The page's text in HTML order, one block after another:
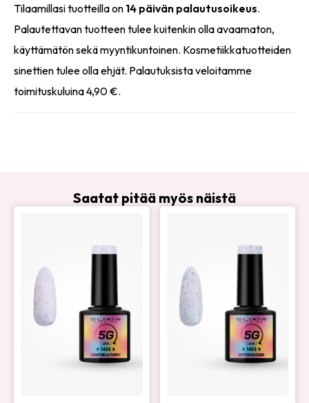
Tilaamillasi tuotteilla on 14 päivän palautusoikeus.
Palautettavan tuotteen tulee kuitenkin olla avaamaton,
käyttämätön sekä myyntikuntoinen. Kosmetiikkatuotteiden
sinettien tulee olla ehjät. Palautuksista veloitamme
toimituskuluina 4,90 €.
Saatat pitää myös näistä